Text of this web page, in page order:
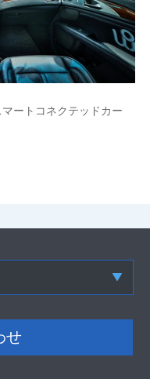
ートコネクテッドカー
せ